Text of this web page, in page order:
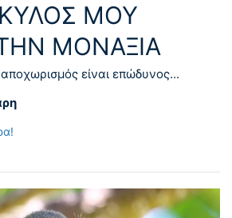
ΜΟΥ
ΜΟΝΑΞΙΆ
είναι επώδυνος...